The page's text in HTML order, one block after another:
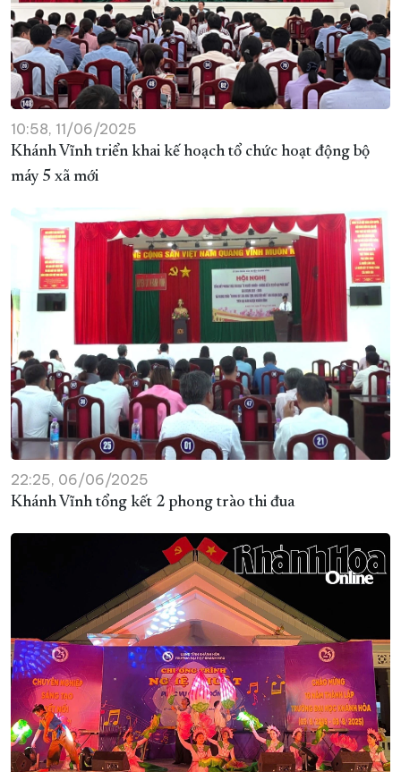
10:58, 11/06/2025
Khánh Vĩnh triển khai kế hoạch tổ chức hoạt động bộ
máy 5 xã mới
22:25, 06/06/2025
Khánh Vĩnh tổng kết 2 phong trào thi đua